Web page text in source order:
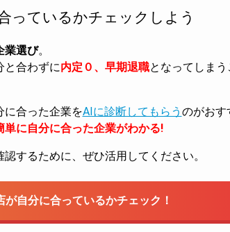
っているかチェックしよう
業選び。
と合わずに内定０、早期退職となってしまう
に合った企業をAIに診断してもらう のがおす
単に自分に合った企業がわかる!
するために、ぜひ活用してください。
が自分に合っているかチェック！